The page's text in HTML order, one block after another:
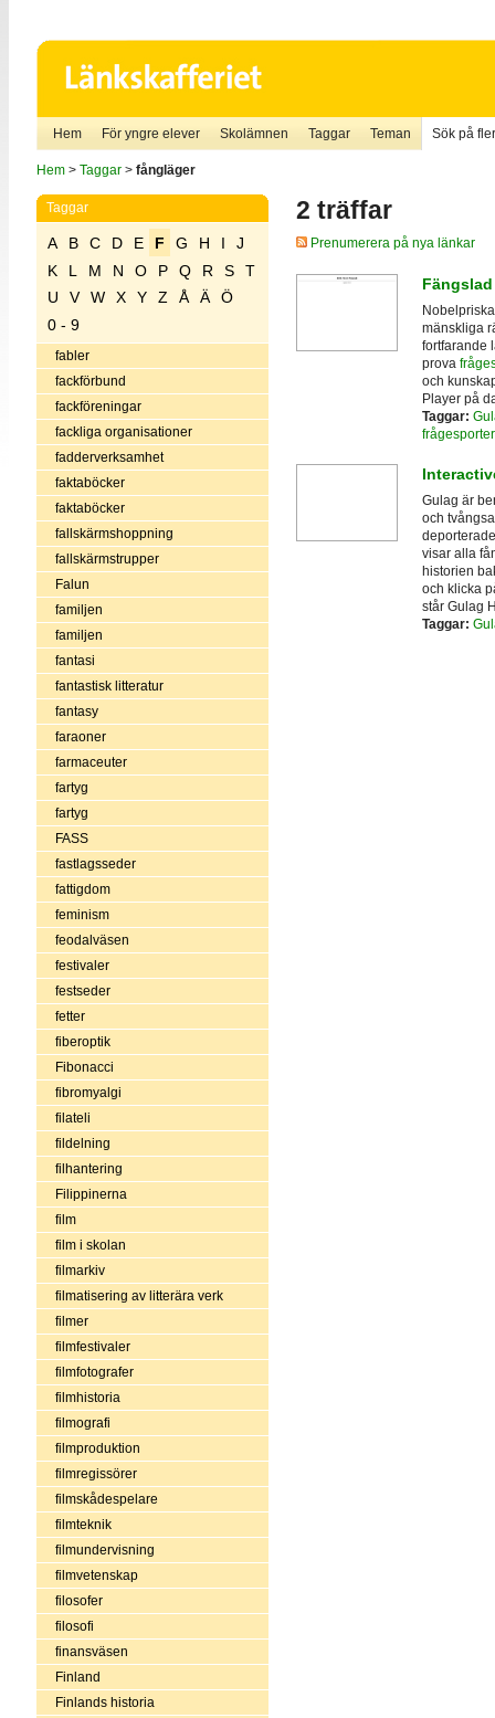
Hem För yngre elever Skolämnen Taggar Teman Sök på
Hem> Taggar> fångläger
Taggar
A B C D E F G H I
J
K
L M N O P Q R S
T
U
V W X Y Z Å Ä
Ö
0 - 9
fabler
fackförbund
fackföreningar
fackliga organisationer
fadderverksamhet
faktaböcker
faktaböcker
fallskärmshoppning
fallskärmstrupper
Falun
familjen
familjen
fantasi
fantastisk litteratur
fantasy
faraoner
farmaceuter
fartyg
fartyg
FASS
fastlagsseder
fattigdom
feminism
feodalväsen
festivaler
festseder
fetter
fiberoptik
Fibonacci
fibromyalgi
filateli
fildelning
filhantering
Filippinerna
film
film i skolan
filmarkiv
filmatisering av litterära verk
filmer
filmfestivaler
filmfotografer
filmhistoria
filmografi
filmproduktion
filmregissörer
filmskådespelare
filmteknik
filmundervisning
filmvetenskap
filosofer
filosofi
finansväsen
Finland
Finlands historia
2 träffar
Prenumerera på nya länkar
mänskliga
fortfarande
prova
och
Player på
Taggar:
frågesporter
Gulag är
och
visar alla
historien
och klicka
står Gulag
Taggar: